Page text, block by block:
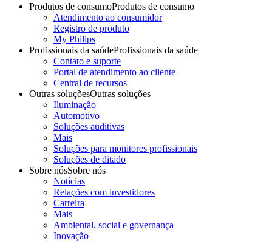
Produtos de consumoProdutos de consumo
Atendimento ao consumidor
Registro de produto
My Philips
Profissionais da saúdeProfissionais da saúde
Contato e suporte
Portal de atendimento ao cliente
Central de recursos
Outras soluçõesOutras soluções
Iluminação
Automotivo
Soluções auditivas
Mais
Soluções para monitores profissionais
Soluções de ditado
Sobre nósSobre nós
Notícias
Relações com investidores
Carreira
Mais
Ambiental, social e governança
Inovação